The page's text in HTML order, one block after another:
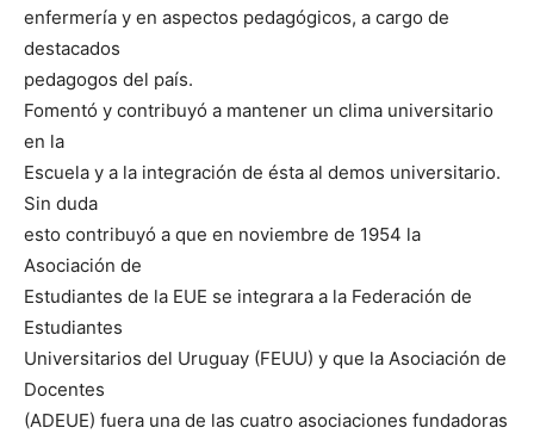
enfermería y en aspectos pedagógicos, a cargo de
destacados
pedagogos del país.
Fomentó y contribuyó a mantener un clima universitario
en la
Escuela y a la integración de ésta al demos universitario.
Sin duda
esto contribuyó a que en noviembre de 1954 la
Asociación de
Estudiantes de la EUE se integrara a la Federación de
Estudiantes
Universitarios del Uruguay (FEUU) y que la Asociación de
Docentes
(ADEUE) fuera una de las cuatro asociaciones fundadoras